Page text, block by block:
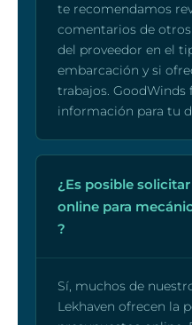
te recomendamos
comentarios de
del proveedor en el
embarcación y si
trabajos. GoodWinds
información para tu
¿Es posible
online para
?
Sí, muchos de
Lekhaven ofrecen la